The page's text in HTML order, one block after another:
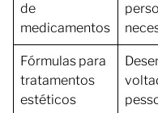
de
medicamentos
Fórmulas para
tratamentos
estéticos